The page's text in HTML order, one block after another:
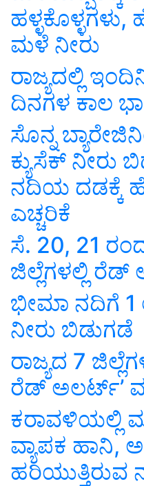
ಮಳೆ ನೀರು
ರಾಜ್ಯದಲ್ಲಿ
ದಿನಗಳ ಕಾಲ
ಸೊನ್ನ
ಕ್ಯುಸೆಕ್ ನೀರು
ನದಿಯ ದಡಕ್ಕೆ
ಎಚ್ಚರಿಕೆ
ಸೆ. 20, 21
ಜಿಲ್ಲೆಗಳಲ್ಲಿ
ಭೀಮಾ ನದಿಗೆ 1
ನೀರು ಬಿಡುಗಡೆ
ರಾಜ್ಯದ 7
ರೆಡ್ ಅಲರ್ಟ್’
ಕರಾವಳಿಯಲ್ಲಿ
ವ್ಯಾಪಕ
ಹರಿಯುತ್ತಿರುವ